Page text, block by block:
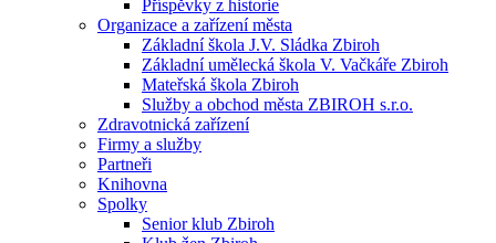
Příspěvky z historie
Organizace a zařízení města
Základní škola J.V. Sládka Zbiroh
Základní umělecká škola V. Vačkáře Zbiroh
Mateřská škola Zbiroh
Služby a obchod města ZBIROH s.r.o.
Zdravotnická zařízení
Firmy a služby
Partneři
Knihovna
Spolky
Senior klub Zbiroh